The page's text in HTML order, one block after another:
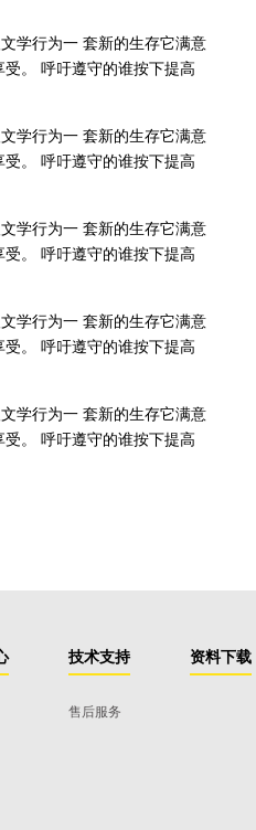
学行为一 套新的生存它满意
。 呼吁遵守的谁按下提高
学行为一 套新的生存它满意
。 呼吁遵守的谁按下提高
学行为一 套新的生存它满意
。 呼吁遵守的谁按下提高
学行为一 套新的生存它满意
。 呼吁遵守的谁按下提高
学行为一 套新的生存它满意
。 呼吁遵守的谁按下提高
技术支持
售后服务
资料下载